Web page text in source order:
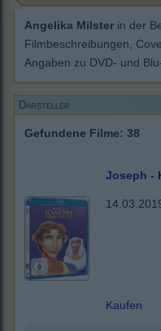
Angelika Milster in der
Filmbeschreibungen,
Angaben zu DVD- und
Darsteller
Gefundene Filme: 38
Joseph -
Kaufen